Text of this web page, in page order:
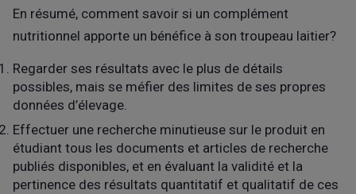
En résumé, comment savoir si un complément
nutritionnel apporte un bénéfice à son troupeau laitier?
Regarder ses résultats avec le plus de détails
possibles, mais se méfier des limites de ses propres
données d’élevage.
Effectuer une recherche minutieuse sur le produit en
étudiant tous les documents et articles de recherche
publiés disponibles, et en évaluant la validité et la
pertinence des résultats quantitatif et qualitatif de ces